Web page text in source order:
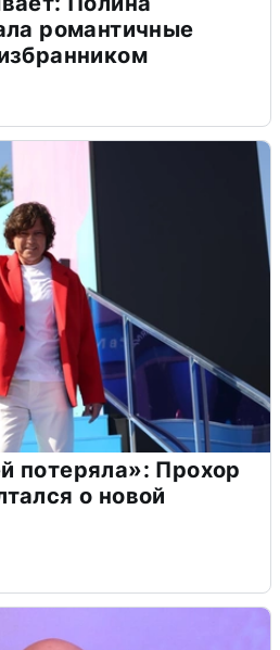
романтичные
потеряла»: Прохор
о новой